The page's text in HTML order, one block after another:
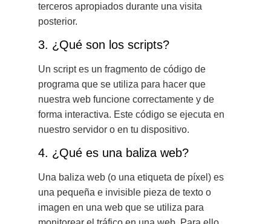
terceros apropiados durante una visita
posterior.
3. ¿Qué son los scripts?
Un script es un fragmento de código de
programa que se utiliza para hacer que
nuestra web funcione correctamente y de
forma interactiva. Este código se ejecuta en
nuestro servidor o en tu dispositivo.
4. ¿Qué es una baliza web?
Una baliza web (o una etiqueta de píxel) es
una pequeña e invisible pieza de texto o
imagen en una web que se utiliza para